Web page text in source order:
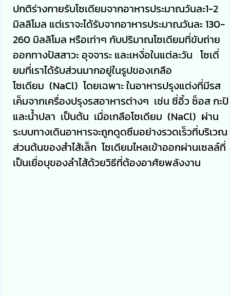
ปกติร่างกายรับโซเดียมจากอาหารประมาณวันละ1-2
มิลลิโมล แต่เราจะได้รับจากอาหารประมาณวันละ 130-
260 มิลลิโมล หรือเท่าๆ กับปริมาณโซเดียมที่ขับถ่าย
ออกทางปัสสาวะ อุจจาระ และเหงื่อในแต่ละวัน โซเดี่
ยมที่เราได้รับส่วนมากอยู่ในรูปของเกลือ
โซเดียม (NaCl) โดยเฉพาะ ในอาหารปรุงแต่งที่มีรส
เค็มจากเครื่องปรุงรสอาหารต่างๆ เช่น ซี่อิ้ว ซ็อส กะปิ
และน้ำปลา เป็นต้น เมื่อเกลือโซเดียม (NaCl) ผ่าน
ระบบทางเดินอาหารจะถูกดูดซึมอย่างรวดเร็วที่บริเวณ
ส่วนต้นของสำไส้เล็ก โซเดียมไหลเข้าออกผ่านเซลล์ที่
เป็นเยื่อบุของลำไส้ด้วยวิธีที่ต้องอาศัยพลังงาน